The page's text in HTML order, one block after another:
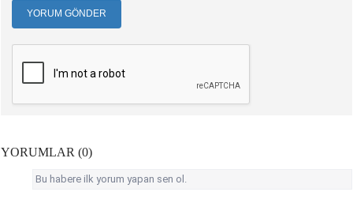
YORUM GÖNDER
YORUMLAR (0)
Bu habere ilk yorum yapan sen ol.